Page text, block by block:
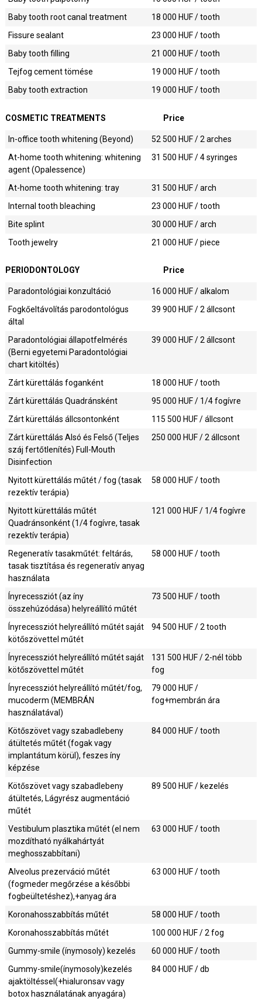
18 000 HUF / tooth
Baby tooth root canal treatment
23 000 HUF / tooth
Fissure sealant
21 000 HUF / tooth
Baby tooth filling
19 000 HUF / tooth
Tejfog cement tömése
19 000 HUF / tooth
Baby tooth extraction
COSMETIC TREATMENTS Price
52 500 HUF / 2 arches
In-office tooth whitening (Beyond)
31 500 HUF / 4 syringes
At-home tooth whitening: whitening
agent (Opalessence)
31 500 HUF / arch
At-home tooth whitening: tray
23 000 HUF / tooth
Internal tooth bleaching
30 000 HUF / arch
Bite splint
21 000 HUF / piece
Tooth jewelry
PERIODONTOLOGY Price
16 000 HUF / alkalom
Paradontológiai konzultáció
39 900 HUF / 2 állcsont
Fogkőeltávolítás parodontológus
által
39 000 HUF / 2 állcsont
Paradontológiai állapotfelmérés
(Berni egyetemi Paradontológiai
chart kitöltés)
18 000 HUF / tooth
Zárt kürettálás foganként
95 000 HUF / 1/4 fogívre
Zárt kürettálás Quadránsként
115 500 HUF / állcsont
Zárt kürettálás állcsontonként
250 000 HUF / 2 állcsont
Zárt kürettálás Alsó és Felső (Teljes
száj fertőtlenítés) Full-Mouth
Disinfection
58 000 HUF / tooth
Nyitott kürettálás műtét / fog (tasak
rezektív terápia)
121 000 HUF / 1/4 fogívre
Nyitott kürettálás műtét
Quadránsonként (1/4 fogívre, tasak
rezektív terápia)
58 000 HUF / tooth
Regeneratív tasakműtét: feltárás,
tasak tisztítása és regeneratív anyag
használata
73 500 HUF / tooth
Ínyrecessziót (az íny
összehúzódása) helyreállító műtét
94 500 HUF / 2 tooth
Ínyrecessziót helyreállító műtét saját
kötőszövettel műtét
131 500 HUF / 2-nél több
fog
Ínyrecessziót helyreállító műtét saját
kötőszövettel műtét
79 000 HUF /
fog+membrán ára
Ínyrecessziót helyreállító műtét/fog,
mucoderm (MEMBRÁN
használatával)
84 000 HUF / tooth
Kötőszövet vagy szabadlebeny
átültetés műtét (fogak vagy
implantátum körül), feszes íny
képzése
89 500 HUF / kezelés
Kötőszövet vagy szabadlebeny
átültetés, Lágyrész augmentáció
műtét
63 000 HUF / tooth
Vestibulum plasztika műtét (el nem
mozdítható nyálkahártyát
meghosszabbítani)
63 000 HUF / tooth
Alveolus prezerváció műtét
(fogmeder megőrzése a későbbi
fogbeültetéshez),+anyag ára
58 000 HUF / tooth
Koronahosszabbítás műtét
100 000 HUF / 2 fog
Koronahosszabbítás műtét
60 000 HUF / tooth
Gummy-smile (ínymosoly) kezelés
84 000 HUF / db
Gummy-smile(ínymosoly)kezelés
ajaktöltéssel(+hialuronsav vagy
botox használatának anyagára)